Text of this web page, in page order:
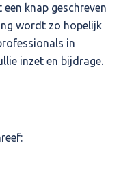
knap geschreven
wordt zo hopelijk
in
inzet en bijdrage.